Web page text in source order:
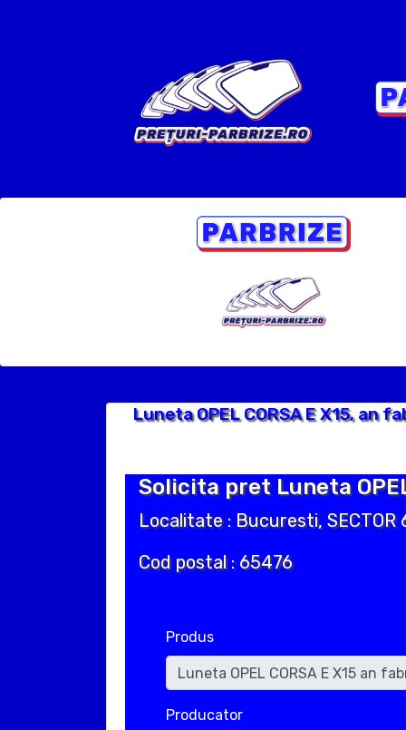
Luneta OPEL CORSA E X15, an
Solicita pret Luneta
Localitate : Bucuresti, SECTOR
Cod postal : 65476
Produs
Producator